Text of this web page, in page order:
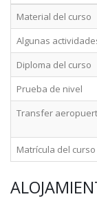
Material del curso
Algunas
Diploma del curso
Prueba de nivel
Transfer
Matrícula del curso